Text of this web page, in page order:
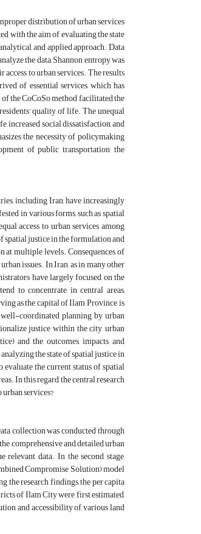
distribution of urban services
with the aim of evaluating the state
and applied approach. Data
the data, Shannon entropy was
to urban services. The results
of essential services, which has
the CoCoSo method facilitated the
quality of life. The unequal
increased social dissatisfaction, and
the necessity of policymaking
of public transportation, the
including Iran, have increasingly
in various forms, such as spatial
access to urban services among
justice in the formulation and
multiple levels. Consequences of
issues. In Iran, as in many other
have largely focused on the
to concentrate in central areas,
as the capital of Ilam Province, is
coordinated planning by urban
justice within the city, urban
and the outcomes, impacts, and
the state of spatial justice in
the current status of spatial
In this regard, the central research
services?
collection was conducted through
comprehensive and detailed urban
data. In the second stage,
Compromise Solution) model
the research findings, the per capita
of Ilam City were first estimated,
and accessibility of various land